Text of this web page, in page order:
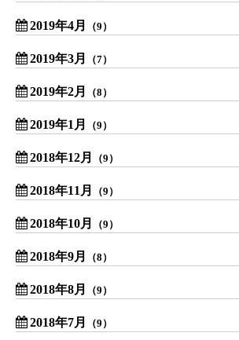
2019年4月 （9）
2019年3月 （7）
2019年2月 （8）
2019年1月 （9）
2018年12月 （9）
2018年11月 （9）
2018年10月 （9）
2018年9月 （8）
2018年8月 （9）
2018年7月 （9）